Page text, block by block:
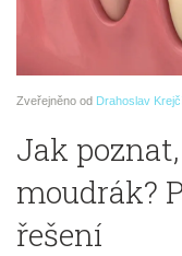
Zveřejněno od Drahoslav
Jak
moudrák?
řešení